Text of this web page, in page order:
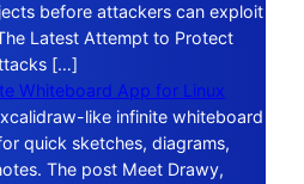
before attackers can exploit
Latest Attempt to Protect
[…]
Whiteboard App for Linux
like infinite whiteboard
quick sketches, diagrams,
The post Meet Drawy,